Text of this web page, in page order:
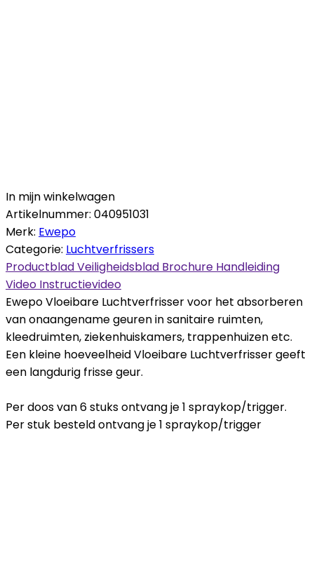
In mijn winkelwagen
Artikelnummer: 040951031
Merk: Ewepo
Categorie: Luchtverfrissers
ProductbladVeiligheidsblad Brochure Handleiding
Video Instructievideo
Ewepo Vloeibare Luchtverfrisser voor het absorberen
van onaangename geuren in sanitaire ruimten,
kleedruimten, ziekenhuiskamers, trappenhuizen etc.
Een kleine hoeveelheid Vloeibare Luchtverfrisser geeft
een langdurig frisse geur.
Per doos van 6 stuks ontvang je 1 spraykop/trigger.
Per stuk besteld ontvang je 1 spraykop/trigger